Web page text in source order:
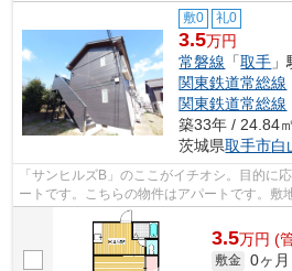
敷0 礼0
3.5万円
常磐線 「取手
関東鉄道常総線
関東鉄道常総線
築33年 / 24.84㎡
茨城県取手市白
「サンヒルズB」のここがイチオシ。目的に
ートです。こちらの物件はアパートです。敷
こだわりたい条件などがあれば、0297-...
3.5万円 (
敷金 0ヶ月